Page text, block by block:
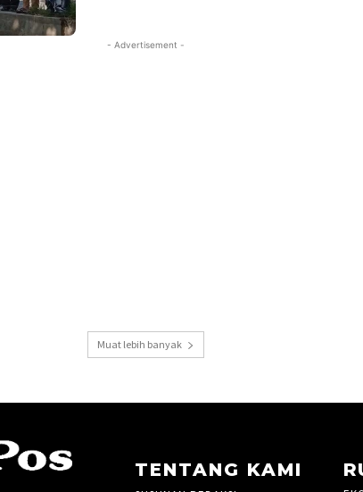
- Advertisement -
Muat lebih banyak
TENTANG KAMI